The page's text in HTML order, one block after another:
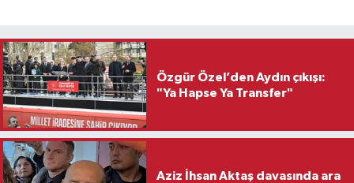
Özgür Özel’den Aydın çıkışı:
"Ya Hapse Ya Transfer"
Aziz İhsan Aktaş davasında ara